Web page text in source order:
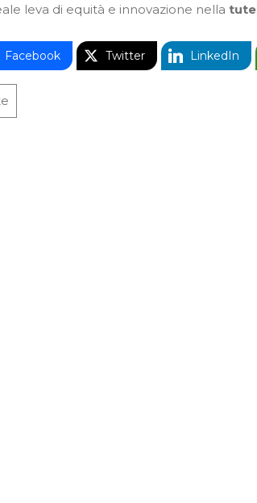
leva di equità e innovazione nella
Facebook Twitter LinkedIn